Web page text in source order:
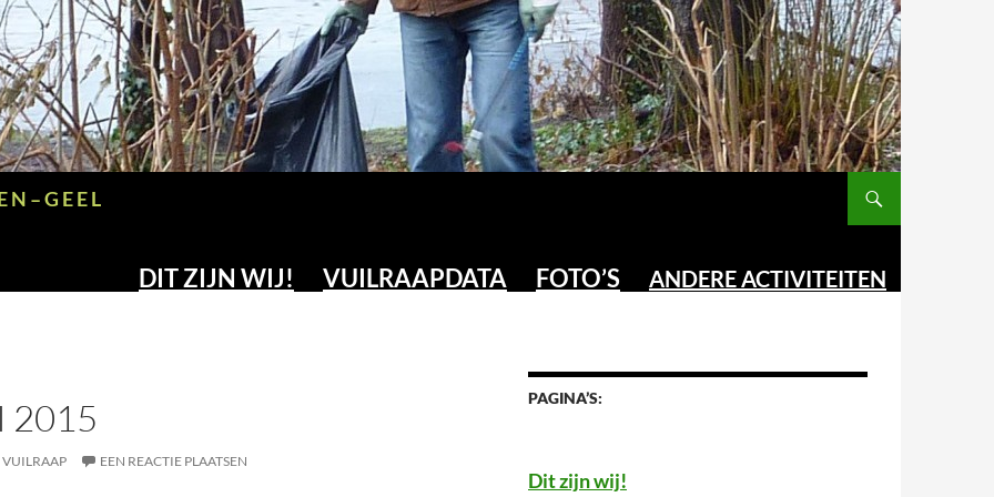
N – G E E L
DIT ZIJN WIJ! VUILRAAPDATA FOTO’S ANDERE ACTIVITEITEN
2015
VUILRAAP EEN REACTIE PLAATSEN
PAGINA’S:
Dit zijn wij!